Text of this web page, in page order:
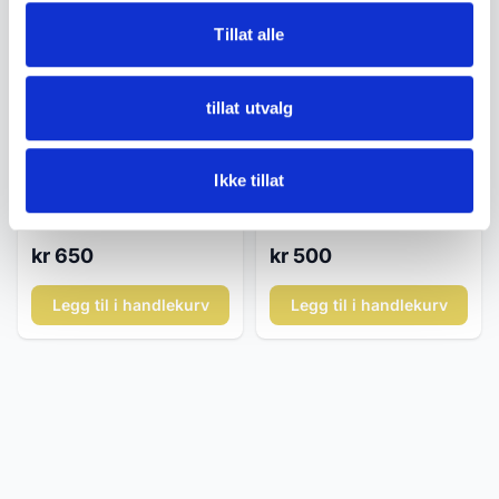
Tillat alle
tillat utvalg
Ikke tillat
Tiedemanns / Porsgrund
ca. 1930–40
kr 650
Legg til i handlekurv
Reklame og samleobjekter
tobakkspakke – J.L.
Tiedemanns ca. 1950–70
kr 500
Legg til i handlekurv